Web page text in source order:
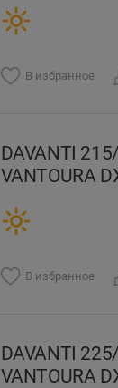
В избранное
DAVANTI
VANTOURA
В избранное
DAVANTI
VANTOURA